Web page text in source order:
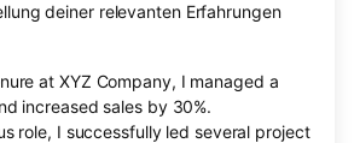
deiner relevanten Erfahrungen
at XYZ Company, I managed a
increased sales by 30%.
role, I successfully led several project